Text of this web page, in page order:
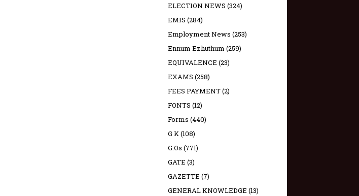
ELECTION NEWS (324)
EMIS (284)
Employment News (253)
Ennum Ezhuthum (259)
EQUIVALENCE (23)
EXAMS (258)
FEES PAYMENT(2)
FONTS (12)
Forms (440)
G K(108)
G.Os (771)
GATE (3)
GAZETTE (7)
GENERAL KNOWLEDGE (13)